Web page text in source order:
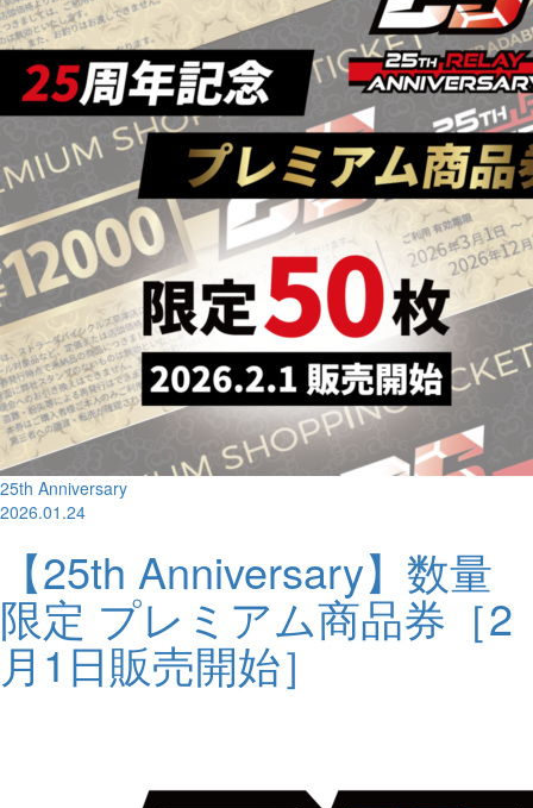
25th Anniversary
2026.01.24
【25th Anniversary】数量
限定 プレミアム商品券［2
月1日販売開始］